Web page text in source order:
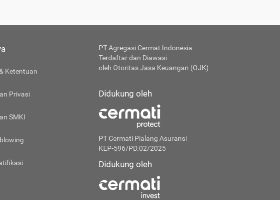
Ketentuan
Privasi
SMKI
PT Agregasi Cermat Indonesia
Terdaftar dan Diawasi
oleh Otoritas Jasa Keuangan (OJK)
Didukung oleh
PT Cermati Pialang Asuransi
KEP-596/PD.02/2025
Didukung oleh